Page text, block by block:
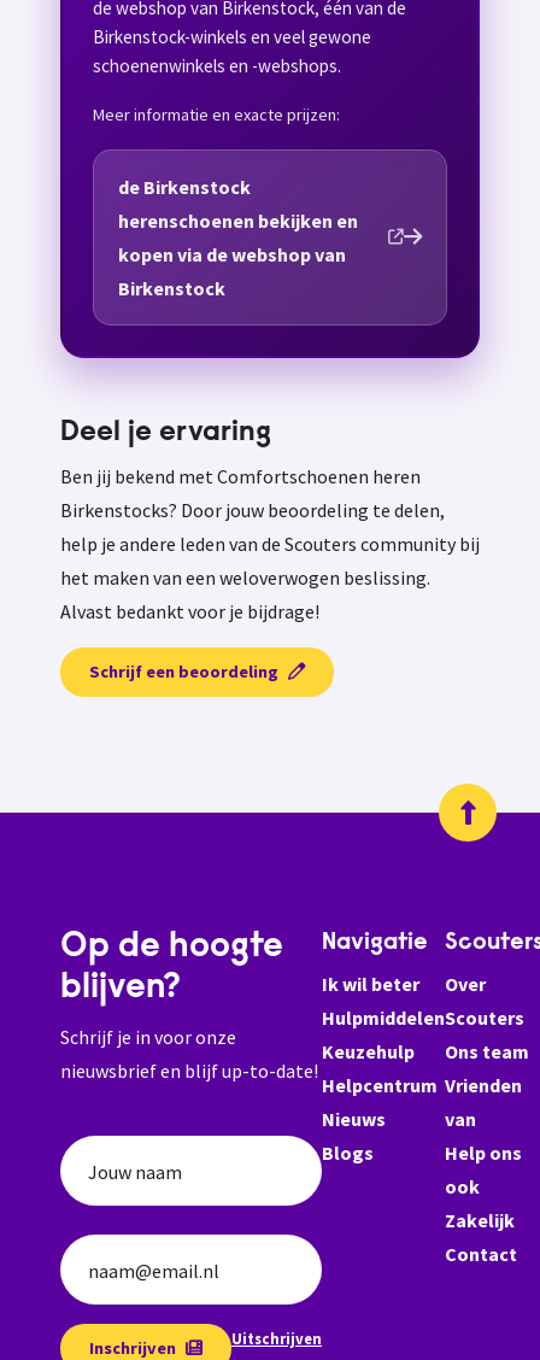
de webshop van Birkenstock, één van de
Birkenstock-winkels en veel gewone
schoenenwinkels en -webshops.
Meer informatie en exacte prijzen:
de Birkenstock
herenschoenen bekijken en
kopen via de webshop van
Birkenstock
Deel je ervaring
Ben jij bekend met Comfortschoenen heren
Birkenstocks? Door jouw beoordeling te delen,
help je andere leden van de Scouters community bij
het maken van een weloverwogen beslissing.
Alvast bedankt voor je bijdrage!
Schrijf een beoordeling
Op de hoogte
blijven?
Schrijf je in voor onze
nieuwsbrief en blijf up-to-date!
Jouw naam
naam@email.nl
Inschrijven Uitschrijven
Navigatie
Ik wil beter
Hulpmiddelen
Keuzehulp
Helpcentrum
Nieuws
Blogs
Over
Scouters
Ons team
Vrienden
van
Help ons
ook
Zakelijk
Contact